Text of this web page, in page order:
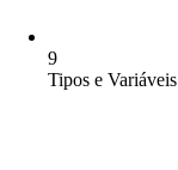
9
Tipos e Variáveis